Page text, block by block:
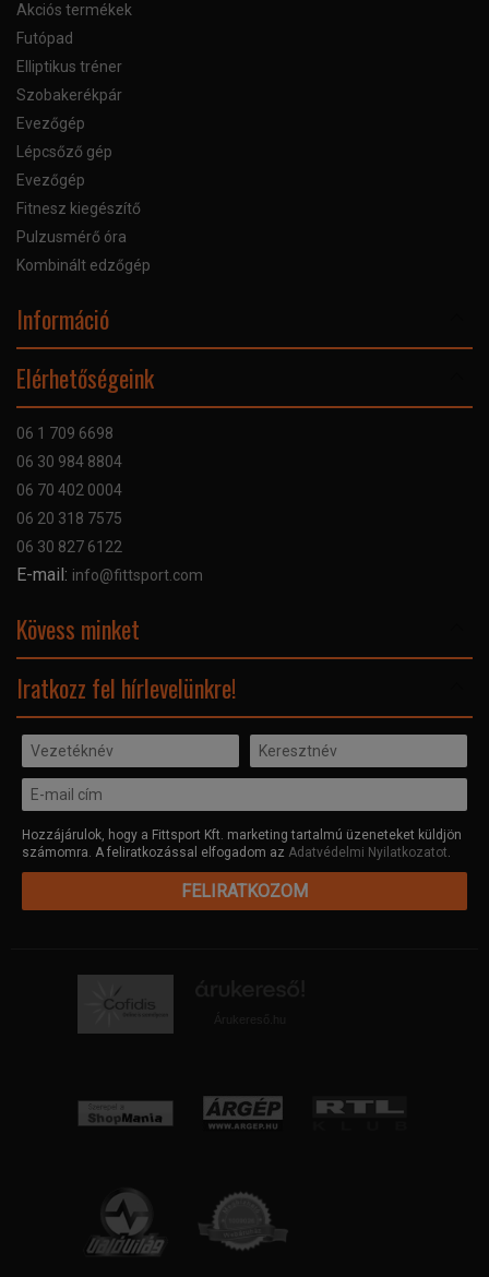
Akciós termékek
Futópad
Elliptikus tréner
Szobakerékpár
Evezőgép
Lépcsőző gép
Evezőgép
Fitnesz kiegészítő
Pulzusmérő óra
Kombinált edzőgép
Információ
Bankkártyás fizetés
Adatvédelmi nyilatkozat
Elérhetőségeink
06 1 709 6698
06 30 984 8804
06 70 402 0004
06 20 318 7575
06 30 827 6122
E-mail: info@fittsport.com
Kövess minket
Iratkozz fel hírlevelünkre!
Hozzájárulok, hogy a Fittsport Kft. marketing tartalmú üzeneteket küldjön
számomra. A feliratkozással elfogadom az Adatvédelmi Nyilatkozatot.
FELIRATKOZOM